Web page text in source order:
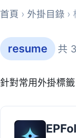
首頁 › 外掛目錄 ›
resume 共
針對常用外掛標